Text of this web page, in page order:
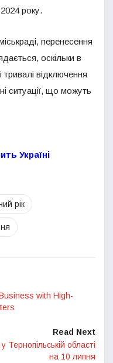
року.
перенесення
оскільки в
відключення
ситуації, що можуть
Україні
рік
with High-
Read Next
Тернопільській області
на 10 липня